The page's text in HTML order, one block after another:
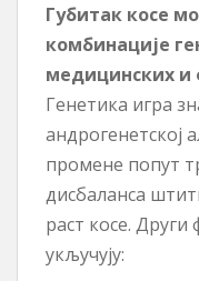
Губитак косе
комбинације
медицинских и
Генетика игра
андрогенетској
промене попут
дисбаланса
раст косе.
укључују: